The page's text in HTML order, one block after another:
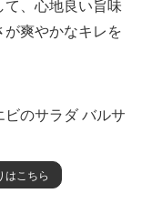
て、心地良い旨味
が爽やかなキレを
のサラダ バルサ
はこちら